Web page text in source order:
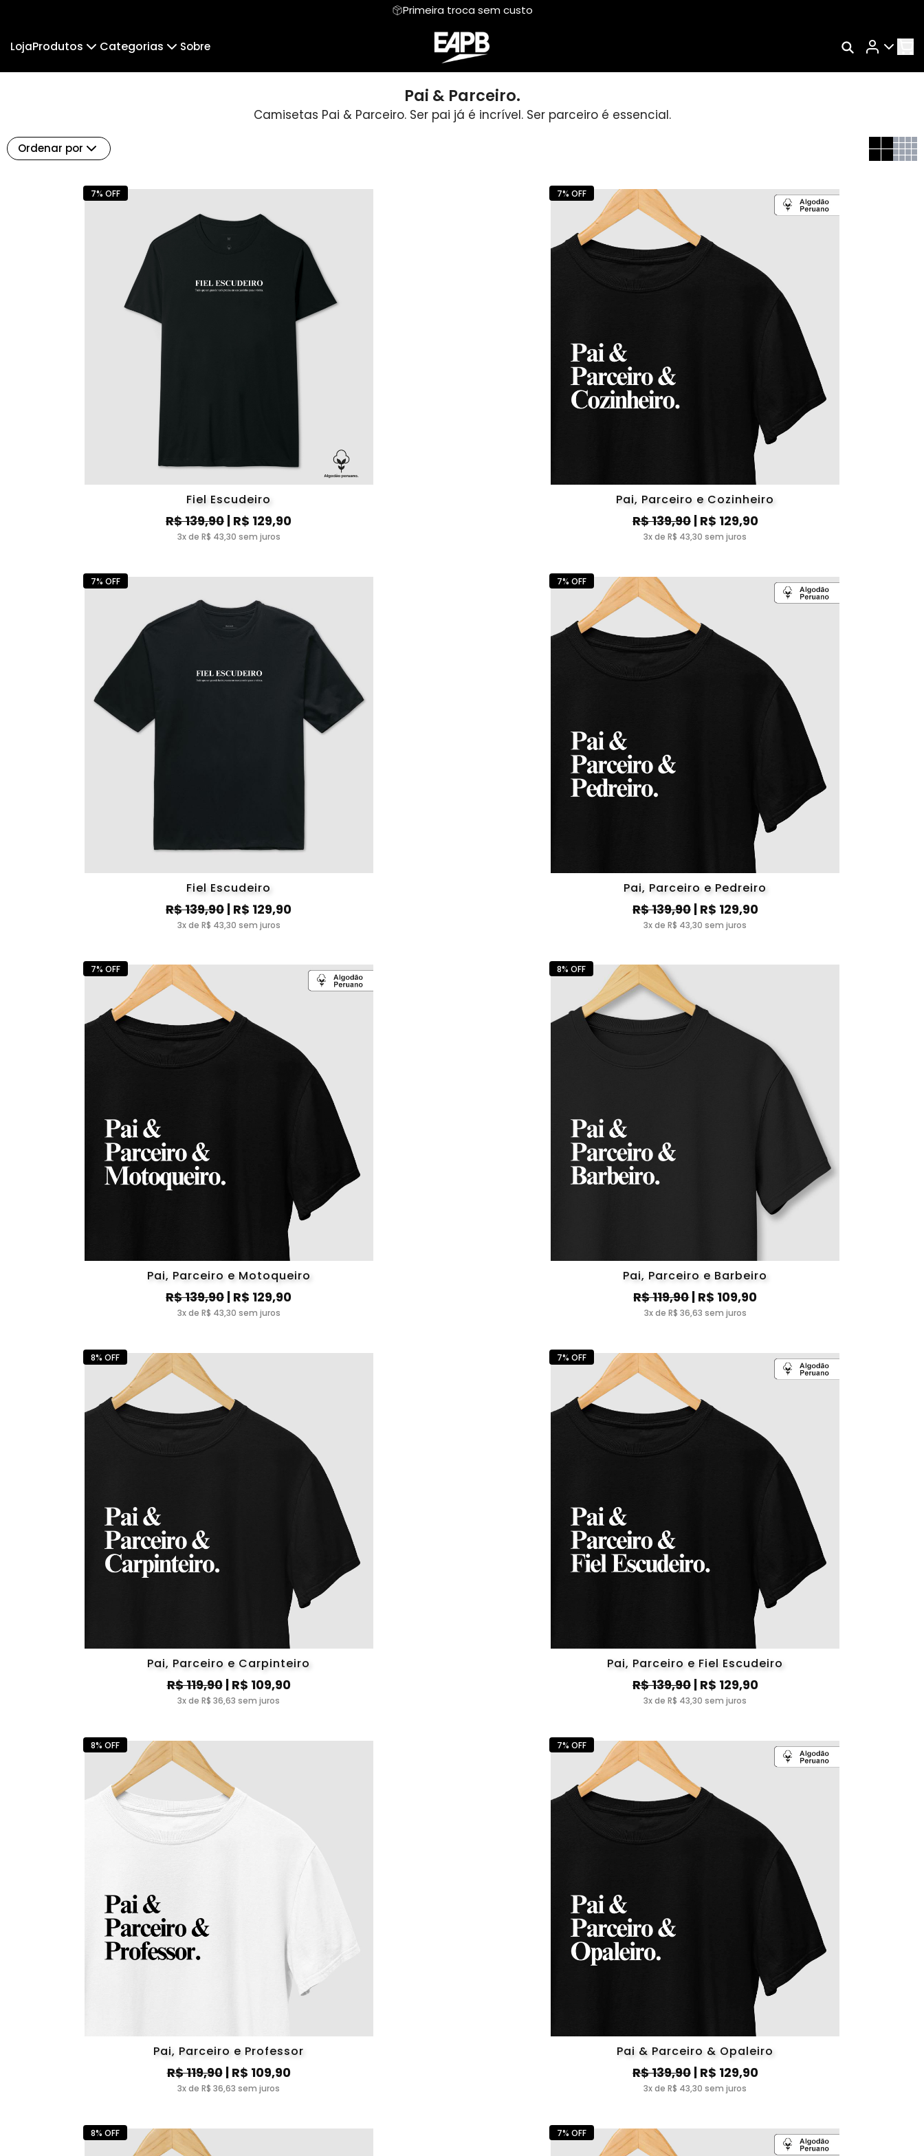
Primeira troca sem custo
LojaProdutos
Camiseta Algodão Peruano Hoodie Moletom Suéter Moletom
Body Infantil
Categorias
Notas Mentais Meu mundo Pet Personalizadas
Sobre
Pai & Parceiro.
Camisetas Pai & Parceiro. Ser pai já é incrível. Ser parceiro é essencial.
Ordenar por
Fiel Escudeiro
R$ 139,90 | R$ 129,90
3x de R$ 43,30 sem juros
7% OFF
Pai, Parceiro e Cozinheiro
R$ 139,90| R$ 129,90
3x de R$ 43,30 sem juros
7% OFF
Fiel Escudeiro
R$ 139,90 | R$ 129,90
3x de R$ 43,30 sem juros
7% OFF
Pai, Parceiro e Pedreiro
R$ 139,90| R$ 129,90
3x de R$ 43,30 sem juros
7% OFF
Pai, Parceiro e Motoqueiro
R$ 139,90 | R$ 129,90
3x de R$ 43,30 sem juros
7% OFF
Pai, Parceiro e Barbeiro
R$ 119,90| R$ 109,90
3x de R$ 36,63 sem juros
8% OFF
Pai, Parceiro e Carpinteiro
R$ 119,90| R$ 109,90
3x de R$ 36,63 sem juros
8% OFF
Pai, Parceiro e Fiel Escudeiro
R$ 139,90| R$ 129,90
3x de R$ 43,30 sem juros
7% OFF
Pai, Parceiro e Professor
R$ 119,90| R$ 109,90
3x de R$ 36,63 sem juros
8% OFF
Pai & Parceiro & Opaleiro
R$ 139,90| R$ 129,90
3x de R$ 43,30 sem juros
7% OFF
8% OFF 7% OFF